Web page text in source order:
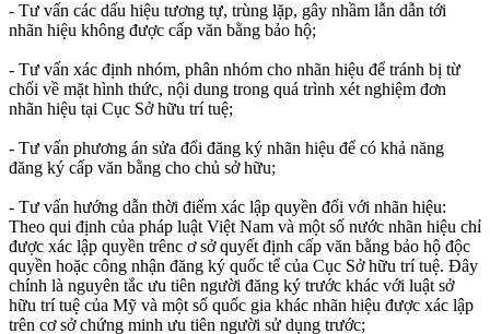
- Tư vấn các dấu hiệu tương tự, trùng lặp, gây nhầm lẫn dẫn tới
nhãn hiệu không được cấp văn bằng bảo hộ;
- Tư vấn xác định nhóm, phân nhóm cho nhãn hiệu để tránh bị từ
chối về mặt hình thức, nội dung trong quá trình xét nghiệm đơn
nhãn hiệu tại Cục Sở hữu trí tuệ;
- Tư vấn phương án sửa đổi đăng ký nhãn hiệu để có khả năng
đăng ký cấp văn bằng cho chủ sở hữu;
- Tư vấn hướng dẫn thời điểm xác lập quyền đối với nhãn hiệu:
Theo qui định của pháp luật Việt Nam và một số nước nhãn hiệu chỉ
được xác lập quyền trênc ơ sở quyết định cấp văn bằng bảo hộ độc
quyền hoặc công nhận đăng ký quốc tế của Cục Sở hữu trí tuệ. Đây
chính là nguyên tắc ưu tiên người đăng ký trước khác với luật sở
hữu trí tuệ của Mỹ và một số quốc gia khác nhãn hiệu được xác lập
trên cơ sở chứng minh ưu tiên người sử dụng trước;